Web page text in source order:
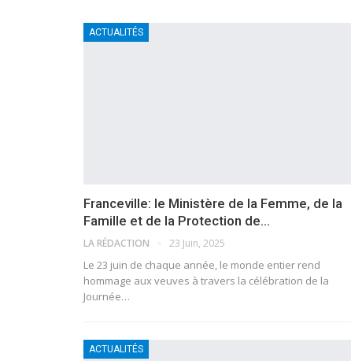
ACTUALITÉS
Franceville: le Ministère de la Femme, de la
Famille et de la Protection de…
LA RÉDACTION 23 Juin, 2025
Le 23 juin de chaque année, le monde entier rend
hommage aux veuves à travers la célébration de la
Journée…
ACTUALITÉS